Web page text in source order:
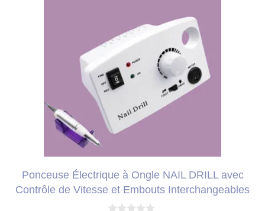
Ponceuse Électrique à Ongle NAIL DRILL avec
Contrôle de Vitesse et Embouts Interchangeables